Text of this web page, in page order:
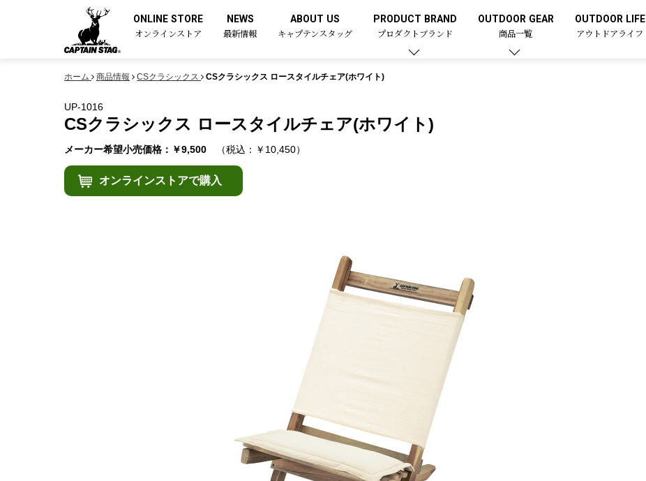
ONLINE STORE
オンラインストア
NEWS
最新情報
ABOUT US
キャプテンスタッグ
PRODUCT BRAND
プロダクトブランド
OUTDOOR GEAR
商品一覧
OUTDOOR LIFE
アウトドアライフ
ホーム 商品情報 CSクラシックス CSクラシックス ロースタイルチェア(ホワイト)
UP-1016
CSクラシックス ロースタイルチェア(ホワイト)
メーカー希望小売価格：￥9,500 （税込：￥10,450）
オンラインストアで購入